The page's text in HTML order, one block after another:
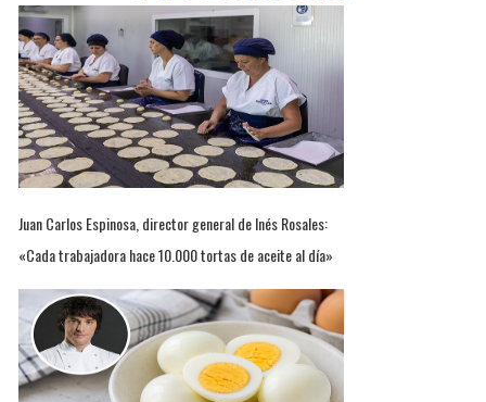
Juan Carlos Espinosa, director general de Inés Rosales:
«Cada trabajadora hace 10.000 tortas de aceite al día»